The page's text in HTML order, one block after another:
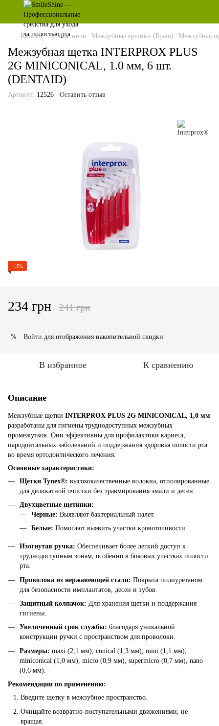
Каталог Зубные нити Межзубные ершики (Браш) Межзубная
Межзубная щетка INTERPROX PLUS
2G MINICONICAL, 1.0 мм, 6 шт.
(DENTAID)
Артикул: 12526 Оставить отзыв
−3%
234 грн 241 грн
% Войти для отображения накопительной скидки
В избранное К сравнению
Описание
Межзубные щетки INTERPROX PLUS 2G MINICONICAL, 1,0 мм
разработаны для гигиены труднодоступных межзубных
промежутков. Они эффективны для профилактики кариеса,
пародонтальных заболеваний и поддержания здоровья полости рта
во время ортодонтического лечения.
Основные характеристики:
Щетки Tynex®: высококачественные волокна, отполированные
для деликатной очистки без травмирования эмали и десен.
Двухцветные щетинки:
Черные: Выявляют бактериальный налет.
Белые: Помогают выявить участки кровоточивости.
Изогнутая ручка: Обеспечивает более легкий доступ к
труднодоступным зонам, особенно в боковых участках полости
рта.
Проволока из нержавеющей стали: Покрыта полиуретаном
для безопасности имплантатов, десен и зубов.
Защитный колпачок: Для хранения щетки и поддержания
гигиены.
Увеличенный срок службы: благодаря уникальной
конструкции ручки с пространством для проволоки.
Размеры: maxi (2,1 мм), conical (1,3 мм), mini (1,1 мм),
miniconical (1,0 мм), micro (0,9 мм), supermicro (0,7 мм), nano
(0,6 мм).
Рекомендации по применению:
Введите щетку в межзубное пространство.
Очищайте возвратно-поступательными движениями, не
вращая.